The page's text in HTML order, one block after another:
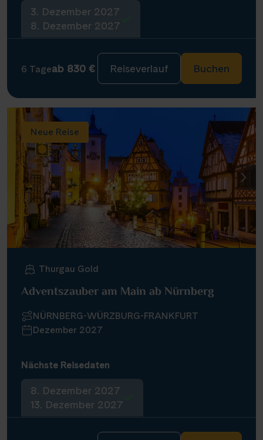
3. Dezember 2027
8. Dezember 2027
6 Tageab 830 € Reiseverlauf Buchen
Neue Reise
Thurgau Gold
Adventszauber am Main ab Nürnberg
NÜRNBERG-WÜRZBURG-FRANKFURT
Dezember 2027
Nächste Reisedaten
8. Dezember 2027
13. Dezember 2027